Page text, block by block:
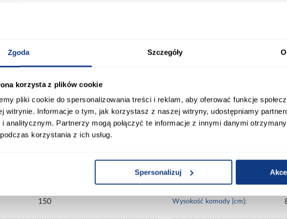
Zgoda Szczegóły
korzysta z plików cookie
pliki cookie do spersonalizowania treści i reklam, aby oferować funkcje
witrynie. Informacje o tym, jak korzystasz z naszej witryny, udostępniamy
i analitycznym. Partnerzy mogą połączyć te informacje z innymi danymi
korzystania z ich usług.
Spersonalizuj
– szafa 150 cm i komoda 160 cm do
Craft Złoty – idealne do przechowywania
rozwiązanie dla osób, które potrzebują dużej przestrzeni
210 cm sprawia, że meble dobrze wypełniają przestrzeń,
w których liczy się porządek, spójny design oraz wygodny dostęp
Transport Informacje o produkcie
150
Głębokość komody [cm]:
Wysokość komody [cm]: